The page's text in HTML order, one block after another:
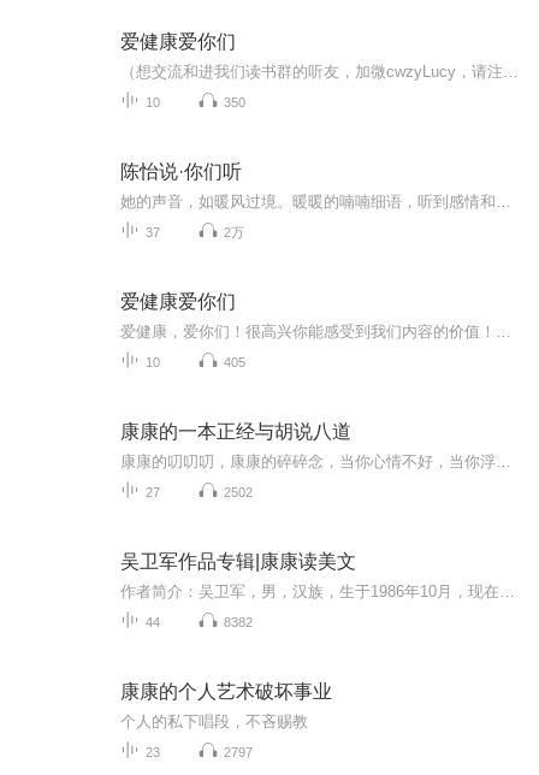
爱健康爱你们
10 350
陈怡说·你们听
37 2万
爱健康爱你们
10 405
康康的一本正经与胡说八道
27 2502
吴卫军作品专辑|康康读美文
44 8382
康康的个人艺术破坏事业
个人的私下唱段，不吝赐教
23 2797